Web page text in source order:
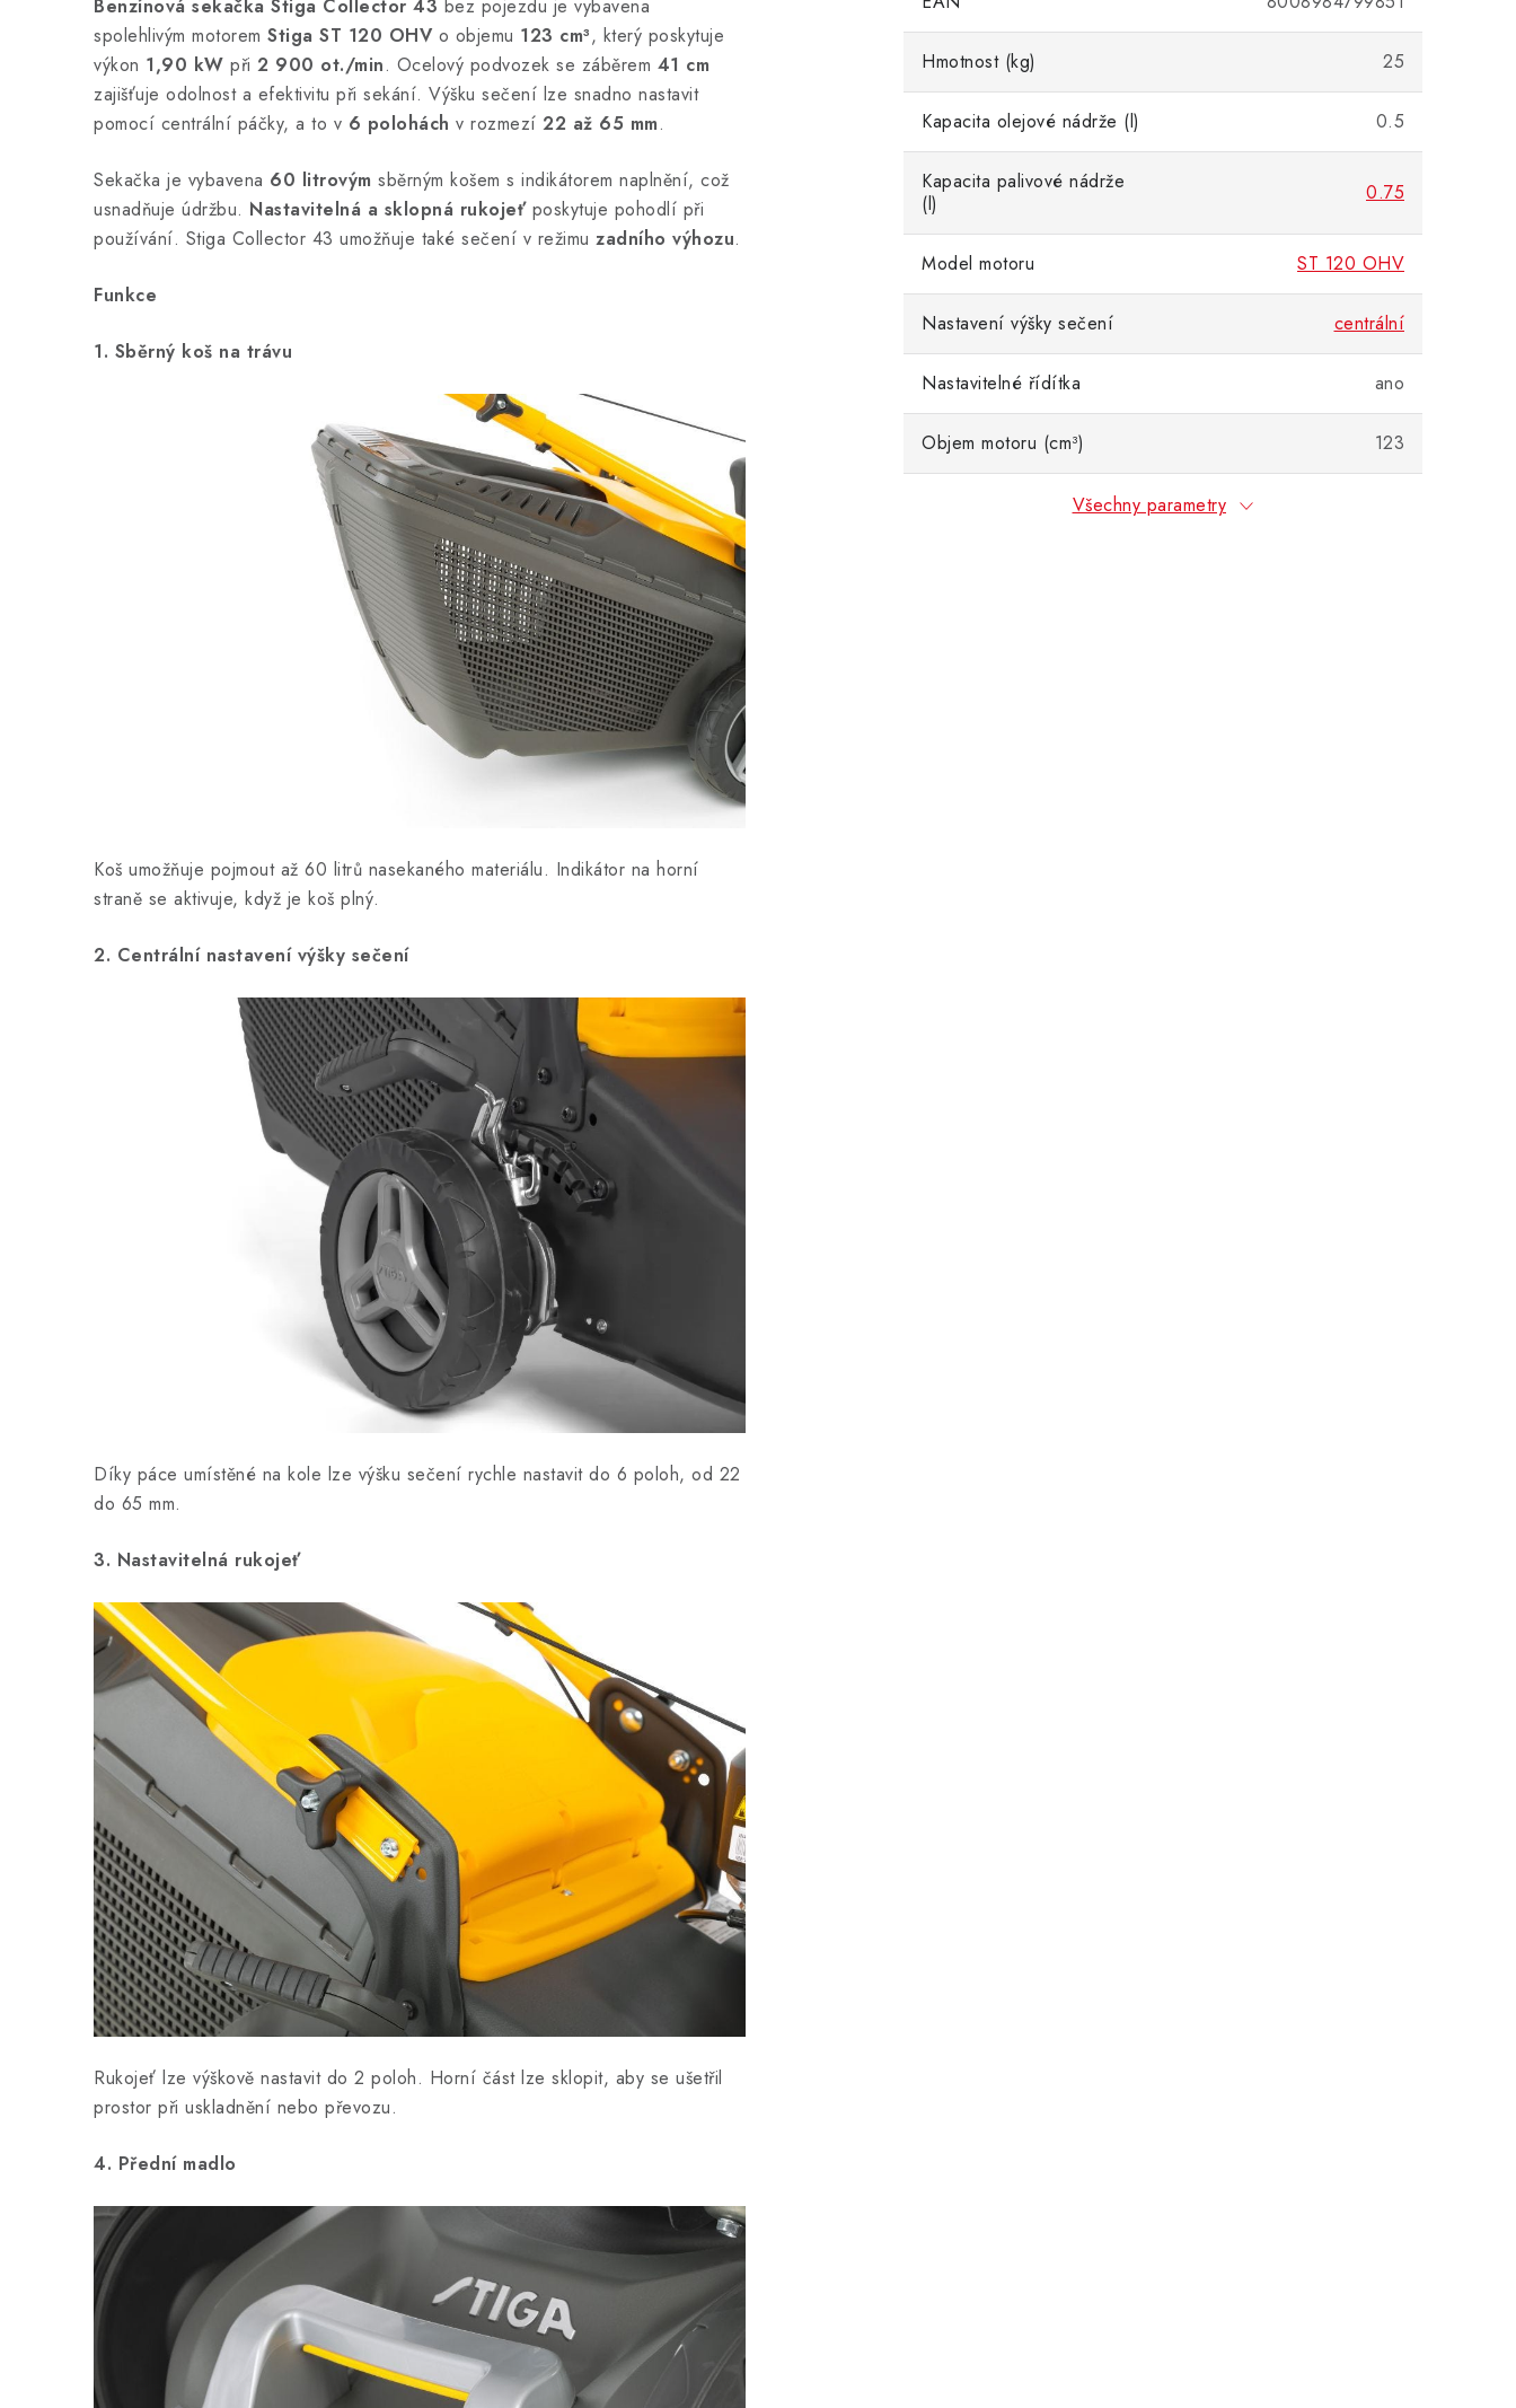
Benzínová sekačka Stiga Collector 43 bez pojezdu je vybavena
spolehlivým motorem Stiga ST 120 OHVo objemu 123 cm³, který poskytuje
výkon 1,90 kW při 2 900 ot./min. Ocelový podvozek se záběrem 41 cm
zajišťuje odolnost a efektivitu při sekání. Výšku sečení lze snadno nastavit
pomocí centrální páčky, a to v 6 polohách v rozmezí 22 až 65 mm.
Sekačka je vybavena 60 litrovým sběrným košem s indikátorem naplnění, což
usnadňuje údržbu. Nastavitelná a sklopná rukojeťposkytuje pohodlí při
používání. Stiga Collector 43 umožňuje také sečení v režimu zadního výhozu.
Funkce
1. Sběrný koš na trávu
Koš umožňuje pojmout až 60 litrů nasekaného materiálu. Indikátor na horní
straně se aktivuje, když je koš plný.
2. Centrální nastavení výšky sečení
Díky páce umístěné na kole lze výšku sečení rychle nastavit do 6 poloh, od 22
do 65 mm.
3. Nastavitelná rukojeť
Rukojeť lze výškově nastavit do 2 poloh. Horní část lze sklopit, aby se ušetřil
prostor při uskladnění nebo převozu.
4. Přední madlo
Hmotnost (kg) 25
Kapacita olejové nádrže (l) 0.5
Kapacita palivové nádrže
(l)
0.75
Model motoru ST 120 OHV
Nastavení výšky sečení centrální
Nastavitelné řídítka ano
Objem motoru (cm³) 123
Všechny parametry